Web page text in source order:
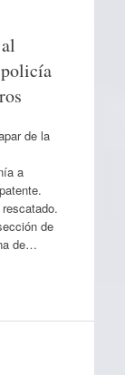
de la
a
de
de…